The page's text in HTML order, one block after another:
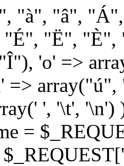
"à", "â",
"É", "Ë",
'o' =>
=>
', '\t',
=